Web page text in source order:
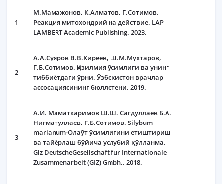
1
М.Мамажонов, К.Алматов, Г.Сотимов.
Реакция митохондрий на действие. LAP
LAMBERT Academic Publishing. 2023.
2
А.А.Суяров В.В.Киреев, Ш.М.Мухтаров,
Г.Б.Сотимов. Қизилмия ўсимлиги ва унинг
тиббиётдаги ўрни. Ўзбекистон врачлар
ассосациясининг бюллетени. 2019.
3
А.И. Маматкаримов Ш.Ш. Сагдуллаев Б.А.
Нигматуллаев, Г.Б.Сотимов. Silybum
marianum-Олаўт ўсимлигини етиштириш
ва тайёрлаш бўйича услубий қўлланма.
Giz DeutscheGesellschaft fur Internationale
Zusammenarbeit (GIZ) Gmbh.. 2018.